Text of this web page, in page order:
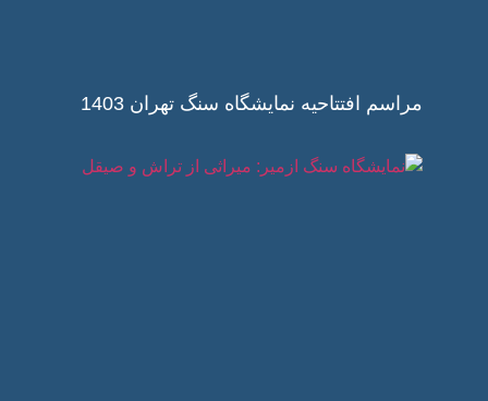
مراسم افتتاحیه نمایشگاه سنگ تهران 1403